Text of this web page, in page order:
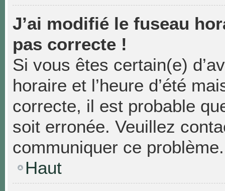
J’ai modifié le fuseau
pas correcte !
Si vous êtes certain(e)
horaire et l’heure d’été
correcte, il est probable
soit erronée. Veuillez
communiquer ce problème.
Haut